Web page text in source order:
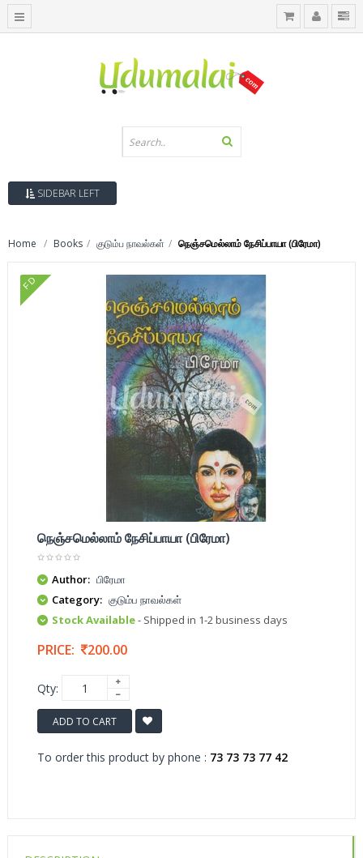
SIDEBAR LEFT
Home Books குடும்ப நாவல்கள் நெஞ்சமெல்லாம் நேசிப்பாயா (பிரேமா)
FD
நெஞ்சமெல்லாம் நேசிப்பாயா (பிரேமா)
Author: பிரேமா
Category: குடும்ப நாவல்கள்
Stock Available- Shipped in 1-2 business days
PRICE: 200.00
Qty:
ADD TO CART
To order this product by phone : 73 73 73 77 42